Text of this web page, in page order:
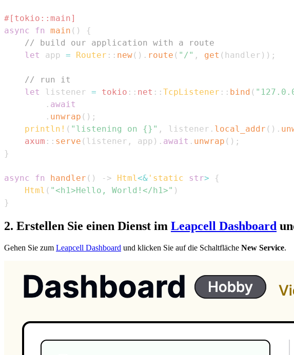
#[tokio::main]
async
fn main ( )
{
// build our application with a route
let
app = Router :: new( ) . route ( "/" , get ( handler ) ) ;
// run it
let
listener = tokio :: net :: TcpListener :: bind (
. await
. unwrap ( ) ;
println! ( "listening on {}" , listener . local_addr ( ) .
axum :: serve ( listener , app ) . await . unwrap ( ) ;
}
async fn handler ( ) -> Html<& 'static str>
{
Html ( "<h1>Hello, World!</h1>" )
}
2. Erstellen Sie einen Dienst im Leapcell Dashboard
Gehen Sie zum Leapcell Dashboard und klicken Sie auf die Schaltfläche New Service.